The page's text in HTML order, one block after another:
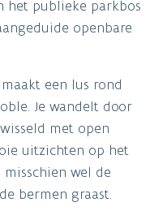
het publieke parkbos
openbare
een lus rond
Je wandelt door
met open
uitzichten op het
wel de
bermen graast.